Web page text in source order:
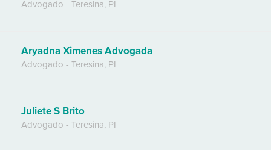
Advogado - Teresina, PI
Aryadna Ximenes Advogada
Advogado - Teresina, PI
Juliete S Brito
Advogado - Teresina, PI